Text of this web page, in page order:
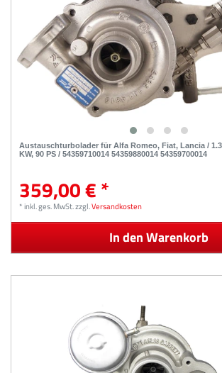
Austauschturbolader für Alfa Romeo, Fiat, Lancia /
KW, 90 PS / 54359710014 54359880014 54359700014
359,00 € *
*inkl. ges. MwSt.zzgl.Versandkosten
In den Warenkorb